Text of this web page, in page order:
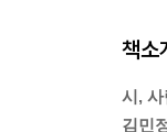
책소
시,
김민